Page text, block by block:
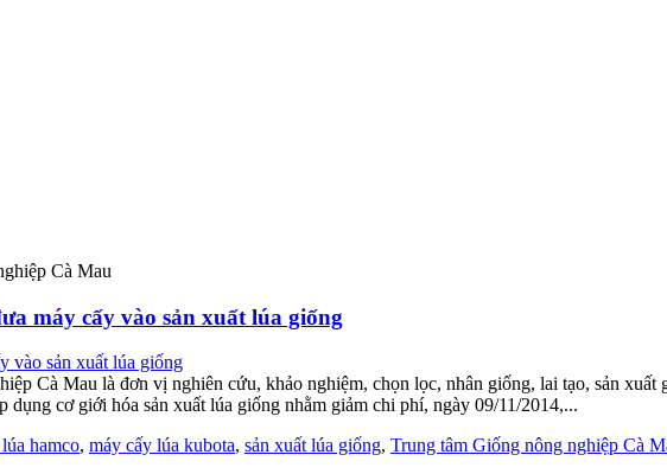
Cà Mau
máy cấy vào sản xuất lúa giống
Cà Mau là đơn vị nghiên cứu, khảo nghiệm, chọn lọc, nhân giống, lai tạo, sản
cơ giới hóa sản xuất lúa giống nhằm giảm chi phí, ngày 09/11/2014,...
hamco, máy cấy lúa kubota, sản xuất lúa giống, Trung tâm Giống nông nghiệp Cà